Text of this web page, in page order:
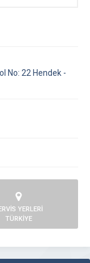
No: 22 Hendek -
YERLERİ
TÜRKİYE